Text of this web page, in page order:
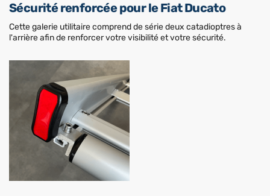
Sécurité renforcée pour le Fiat Ducato
Cette galerie utilitaire comprend de série deux catadioptres à
l'arrière afin de renforcer votre visibilité et votre sécurité.